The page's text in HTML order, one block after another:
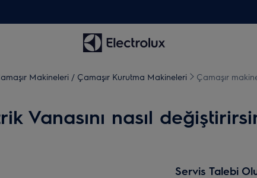
Makineleri / Çamaşır Kurutma Makineleri Çamaşır
Vanasını nasıl
Servis Talebi